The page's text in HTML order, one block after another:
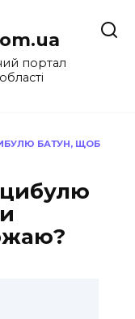
портал
БАТУН, ЩОБ